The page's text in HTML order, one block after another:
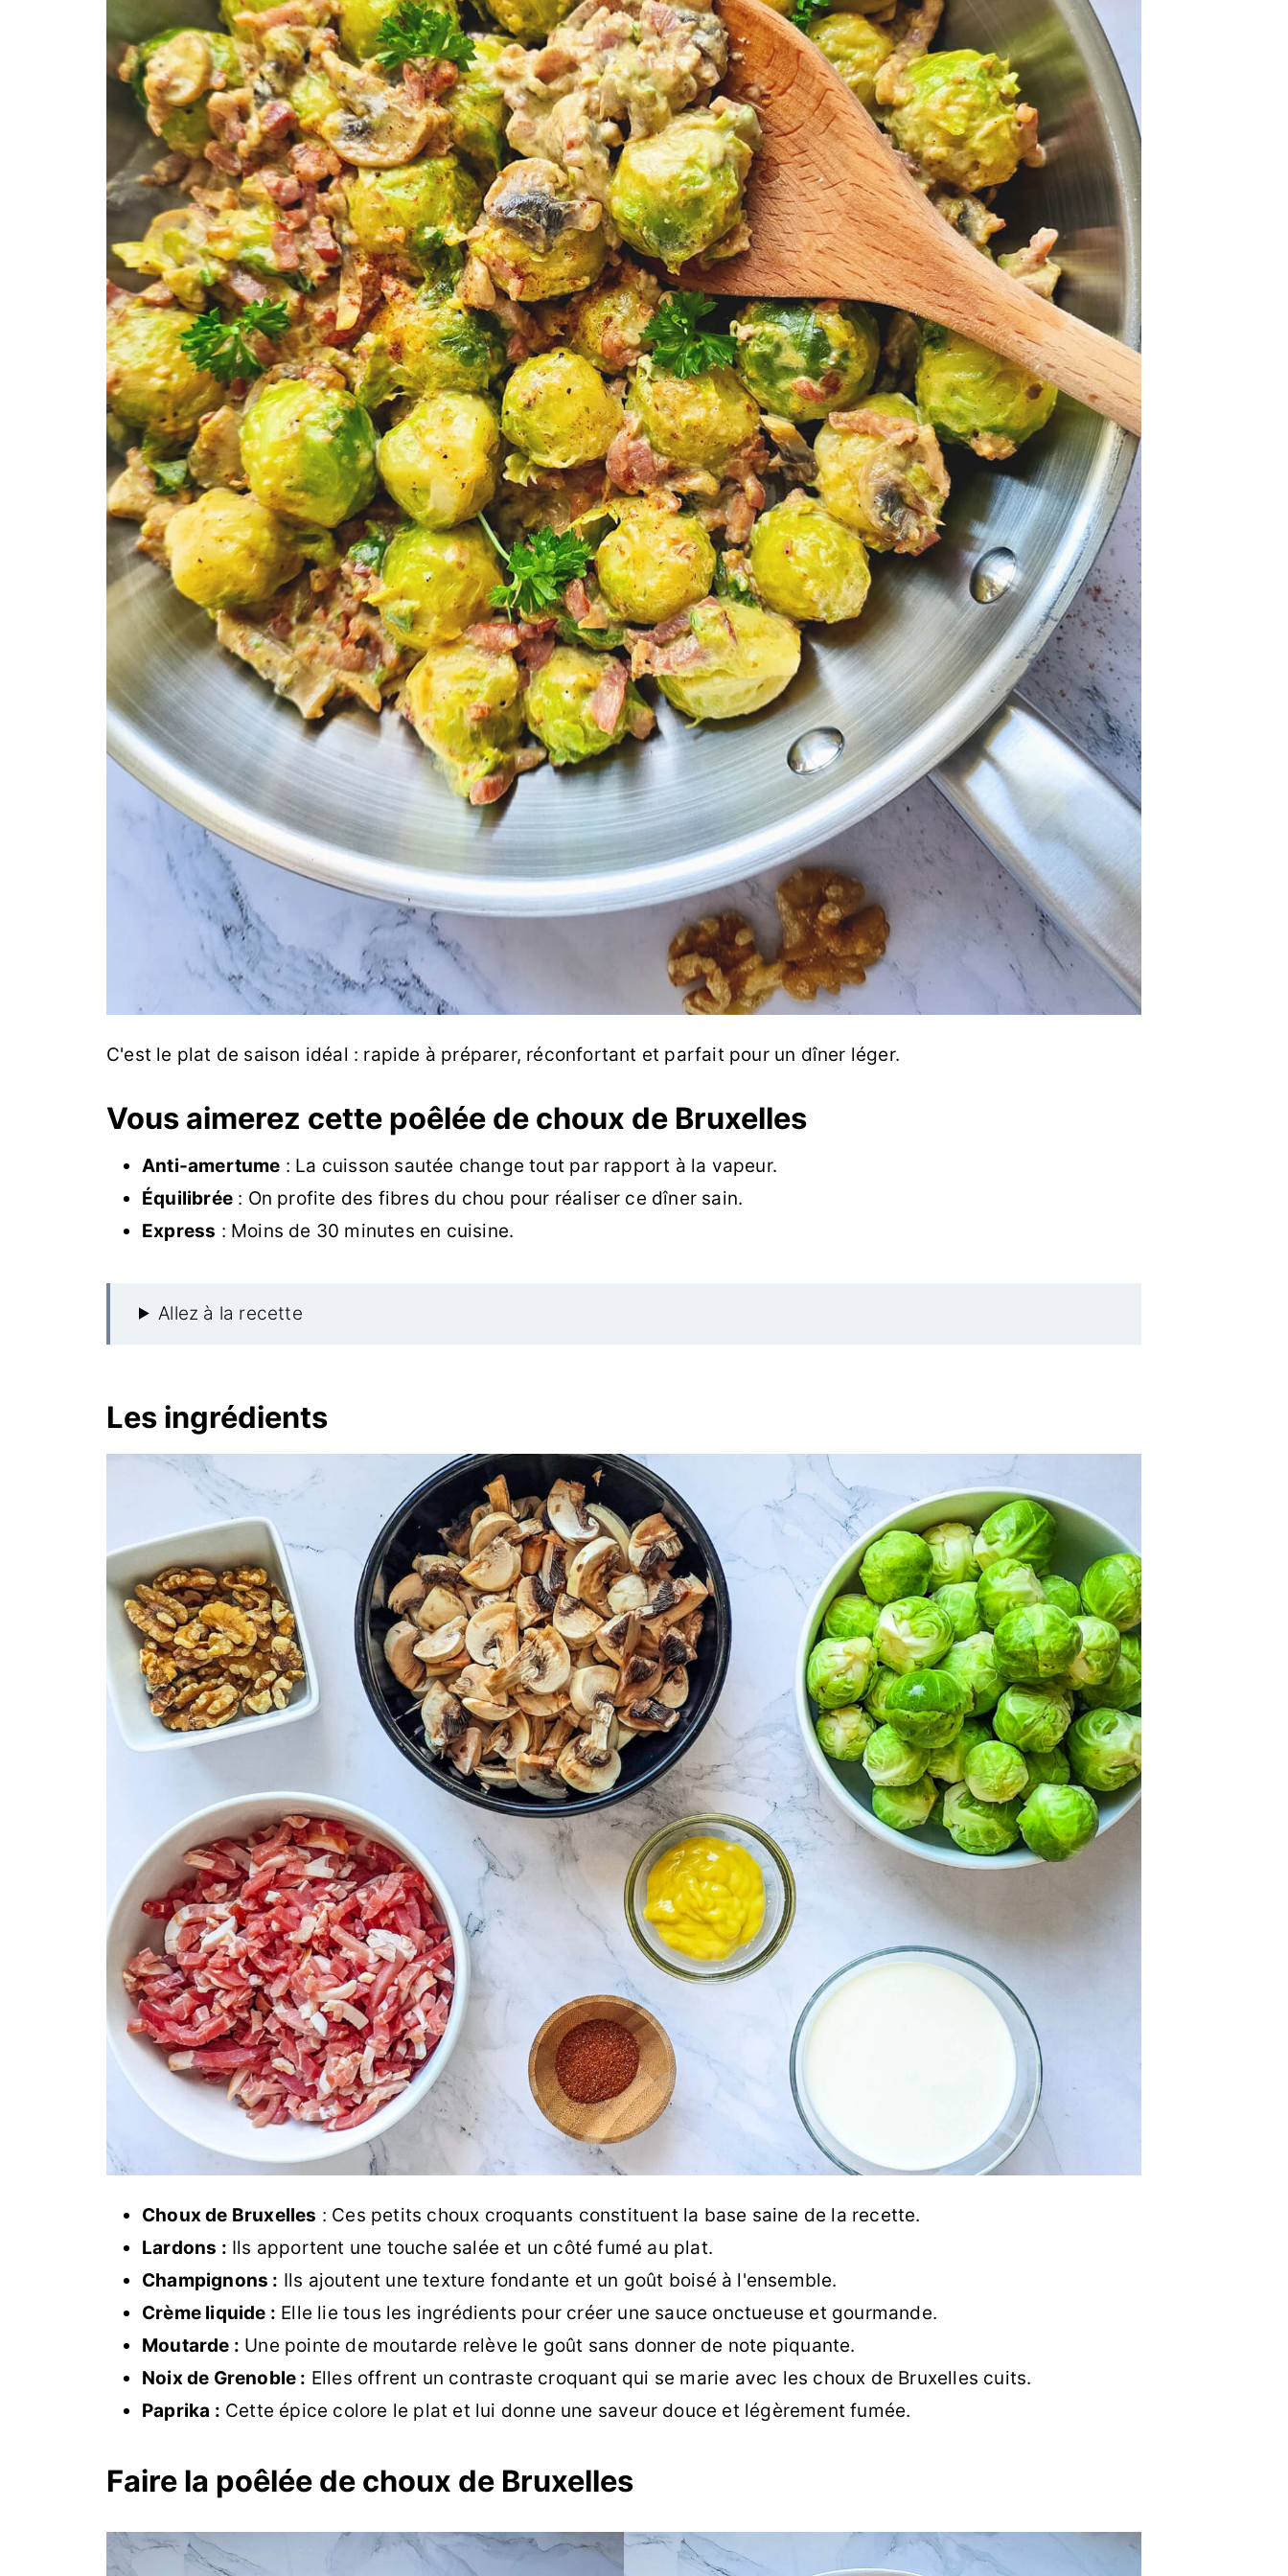
C'est le plat de saison idéal : rapide à préparer, réconfortant et parfait pour un dîner léger.
Vous aimerez cette poêlée de choux de Bruxelles
Anti-amertume : La cuisson sautée change tout par rapport à la vapeur.
Équilibrée : On profite des fibres du chou pour réaliser ce dîner sain.
Express : Moins de 30 minutes en cuisine.
Allez à la recette
Les ingrédients
Choux de Bruxelles : Ces petits choux croquants constituent la base saine de la recette.
Lardons : Ils apportent une touche salée et un côté fumé au plat.
Champignons : Ils ajoutent une texture fondante et un goût boisé à l'ensemble.
Crème liquide : Elle lie tous les ingrédients pour créer une sauce onctueuse et gourmande.
Moutarde : Une pointe de moutarde relève le goût sans donner de note piquante.
Noix de Grenoble : Elles offrent un contraste croquant qui se marie avec les choux de Bruxelles cuits.
Paprika : Cette épice colore le plat et lui donne une saveur douce et légèrement fumée.
Faire la poêlée de choux de Bruxelles